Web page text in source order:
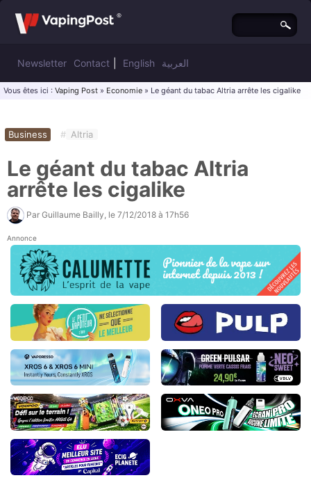
Newsletter Contact English العربية
Vous êtes ici : Vaping Post » Economie » Le géant du tabac Altria arrête les cigalike
Business # Altria
Le géant du tabac Altria
arrête les cigalike
Par Guillaume Bailly , le 7/12/2018 à 17h56
Annonce